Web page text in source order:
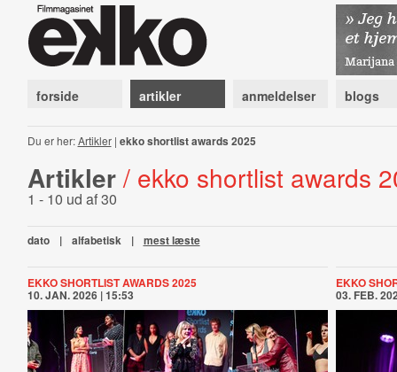
forside artikler anmeldelser blogs
Du er her:Artikler| ekko shortlist awards 2025
Artikler / ekko shortlist awards
1 - 10 ud af 30
dato | alfabetisk | mest læste
EKKO SHORTLIST AWARDS 2025
10. JAN. 2026 | 15:53
EKKO
03. FEB.